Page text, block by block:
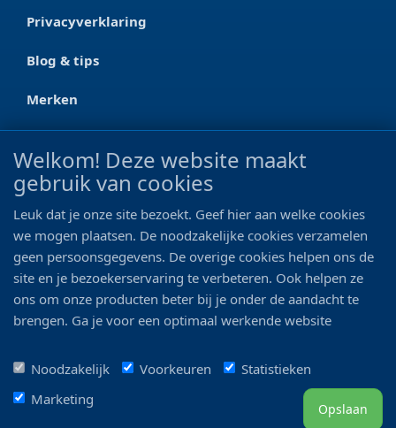
Privacyverklaring
Blog & tips
Merken
CONTACT
Ootmarsumseweg 125a
0546 - 622 990
06 - 11 19 81 42
info@bo-vis.nl
Welkom! Deze website maakt
gebruik van cookies
Leuk dat je onze site bezoekt. Geef hier aan welke cookies
we mogen plaatsen. De noodzakelijke cookies verzamelen
geen persoonsgegevens. De overige cookies helpen ons de
site en je bezoekerservaring te verbeteren. Ook helpen ze
ons om onze producten beter bij je onder de aandacht te
brengen. Ga je voor een optimaal werkende website
Noodzakelijk
Voorkeuren
Statistieken
Marketing
Opslaan